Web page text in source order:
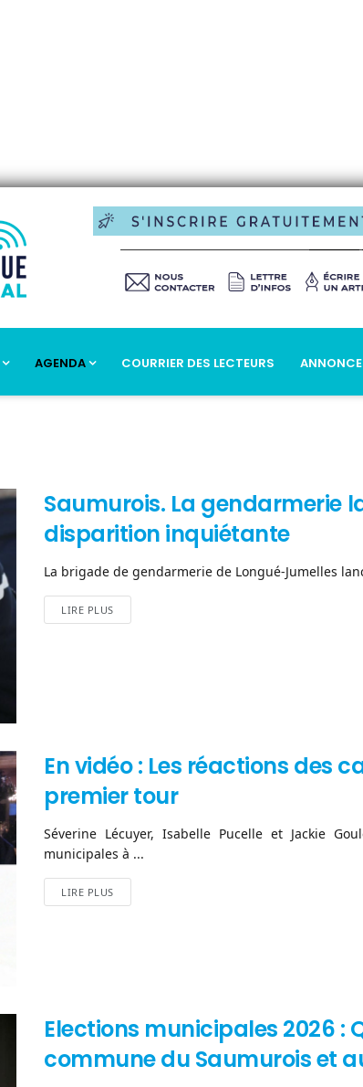
AGENDA COURRIER DES LECTEURS
Saumurois. La gendarmerie
disparition inquiétante
La brigade de gendarmerie de Longué-Jumelles
LIRE PLUS
En vidéo : Les réactions des
premier tour
Séverine Lécuyer, Isabelle Pucelle et Jackie
municipales à ...
LIRE PLUS
Elections municipales 2026 :
commune du Saumurois et